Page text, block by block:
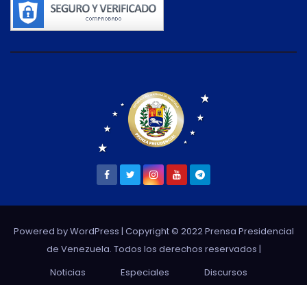
Powered by WordPress | Copyright © 2022 Prensa Presidencial
de Venezuela. Todos los derechos reservados |
Noticias
Especiales Discursos